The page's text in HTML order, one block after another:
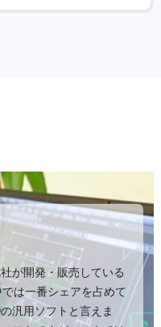
が開発・販売している
は一番シェアを占めて
汎用ソフトと言えま